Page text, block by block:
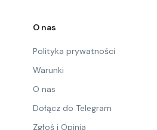
O nas
Polityka prywatności
Warunki
O nas
Dołącz do Telegram
Zgłoś i Opinia